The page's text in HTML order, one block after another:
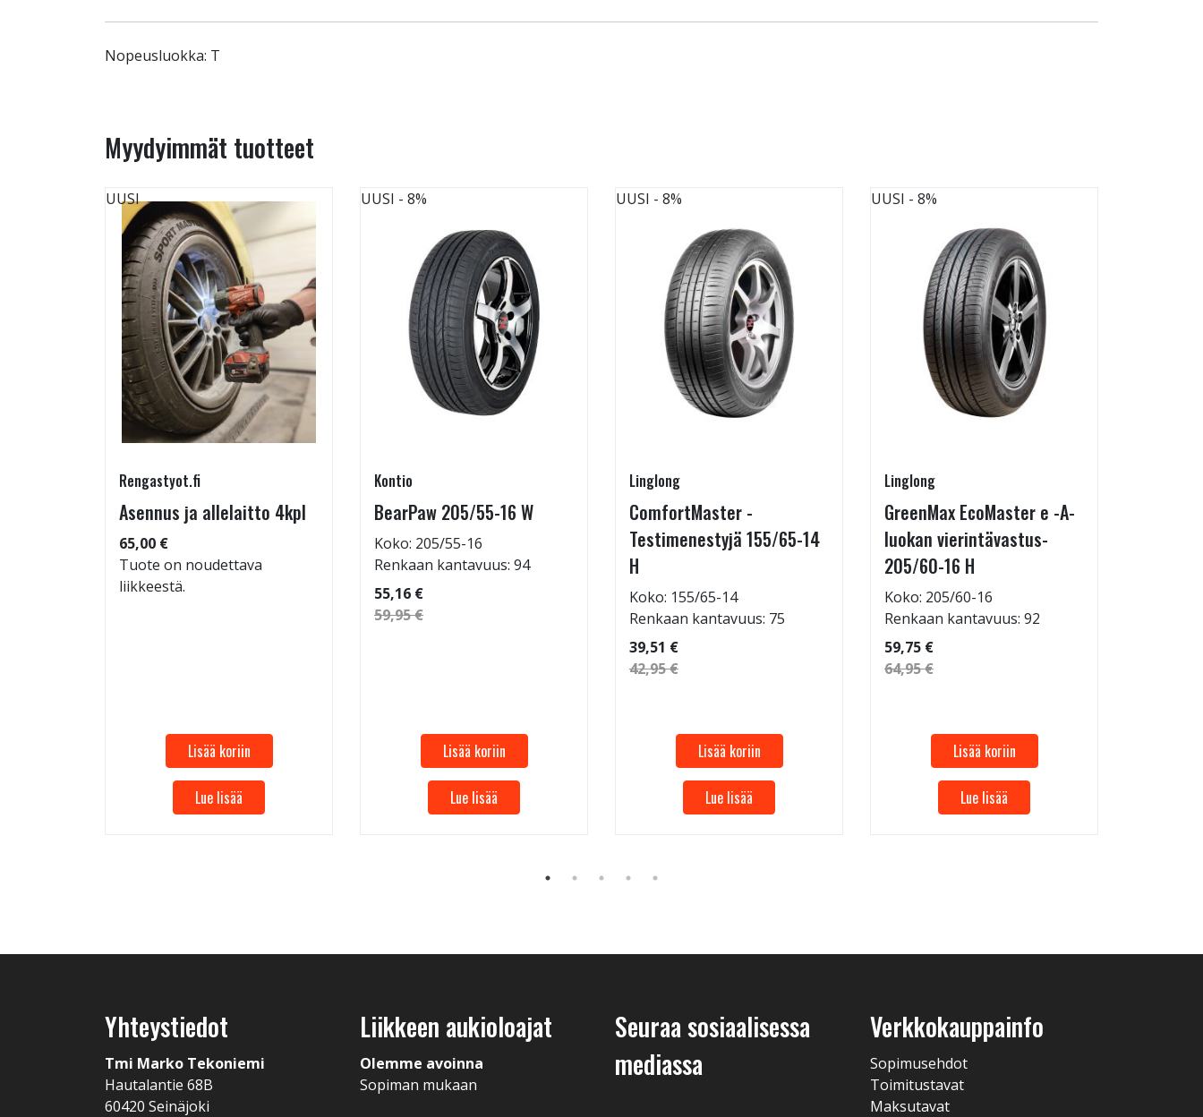
Nopeusluokka: T
Myydyimmät tuotteet
UUSI
Rengastyot.fi
Asennus ja allelaitto 4kpl
65,00 €
Tuote on noudettava
liikkeestä.
Lisää koriin
Lue lisää
UUSI - 8%
Kontio
BearPaw 205/55-16 W
Koko: 205/55-16
Renkaan kantavuus: 94
55,16 €
59,95 €
Lisää koriin
Lue lisää
UUSI - 8%
Linglong
ComfortMaster -
Testimenestyjä 155/65-14
H
Koko: 155/65-14
Renkaan kantavuus: 75
39,51 €
42,95 €
Lisää koriin
Lue lisää
UUSI - 8%
Linglong
GreenMax EcoMaster e -A-
luokan vierintävastus-
205/60-16 H
Koko: 205/60-16
Renkaan kantavuus: 92
59,75 €
64,95 €
Lisää koriin
Lue lisää
Yhteystiedot
Tmi Marko Tekoniemi
Hautalantie 68B
60420 Seinäjoki
Liikkeen aukioloajat
Olemme avoinna
Sopiman mukaan
Seuraa sosiaalisessa
mediassa
Verkkokauppainfo
Sopimusehdot
Toimitustavat
Maksutavat